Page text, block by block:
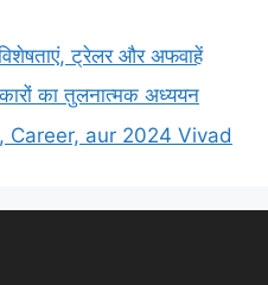
ट्रेलर और अफवाहें
का तुलनात्मक अध्ययन
aur 2024 Vivad